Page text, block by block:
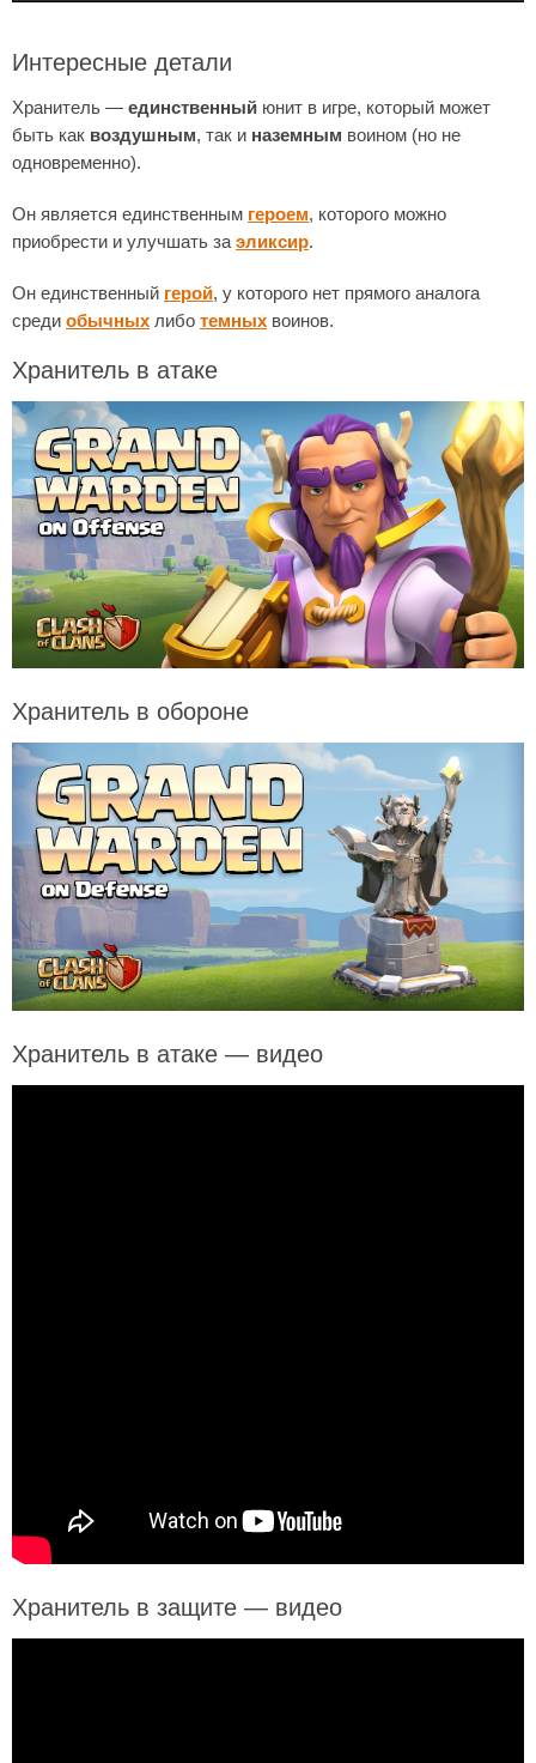
Интересные детали
Хранитель — единственный юнит в игре, который может
быть как воздушным, так и наземным воином (но не
одновременно).
Он является единственным героем, которого можно
приобрести и улучшать за эликсир.
Он единственный герой, у которого нет прямого аналога
среди обычных либо темных воинов.
Хранитель в атаке
Хранитель в обороне
Хранитель в атаке — видео
Хранитель в защите — видео